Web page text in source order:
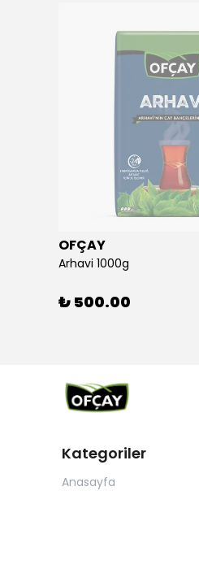
OFÇAY
Arhavi 1000g
₺ 500.00
Kategoriler
Anasayfa